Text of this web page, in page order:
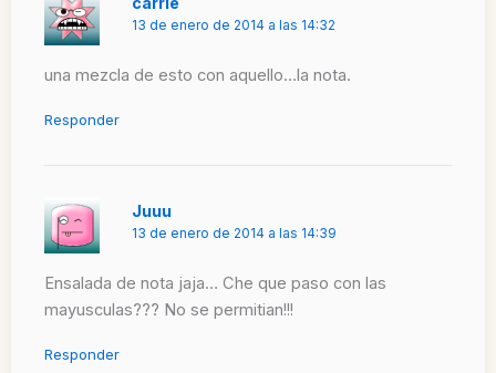
13 de enero de 2014 a las 14:32
una mezcla de esto con aquello…la nota.
Responder
Juuu
13 de enero de 2014 a las 14:39
Ensalada de nota jaja… Che que paso con las
mayusculas??? No se permitian!!!
Responder